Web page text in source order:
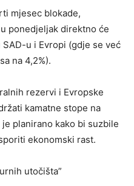
mjesec blokade,
ponedjeljak direktno će
u i Evropi (gdje se već
na 4,2%).
rezervi i Evropske
kamatne stope na
planirano kako bi suzbile
ekonomski rast.
utočišta”